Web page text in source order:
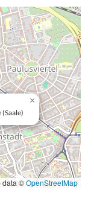
×
data ©OpenStreetMap